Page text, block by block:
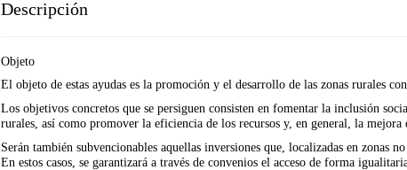
Descripción
Objeto
El objeto de estas ayudas es la promoción y el desarrollo de las zonas rurales
Los objetivos concretos que se persiguen consisten en fomentar la inclusión
rurales, así como promover la eficiencia de los recursos y, en general, la mejora
Serán también subvencionables aquellas inversiones que, localizadas en zonas
En estos casos, se garantizará a través de convenios el acceso de forma